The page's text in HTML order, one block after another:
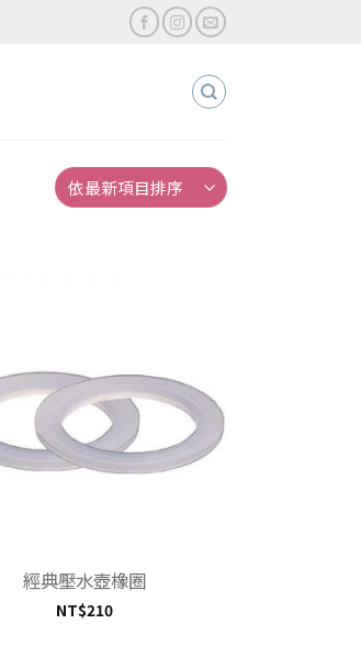
經典壓水壺橡圈
NT$210